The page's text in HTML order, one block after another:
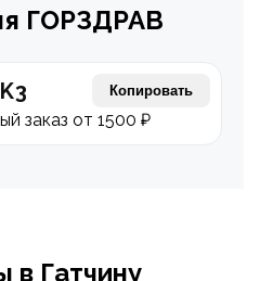
ГОРЗДРАВ
Копировать
заказ от 1500 ₽
в Гатчину